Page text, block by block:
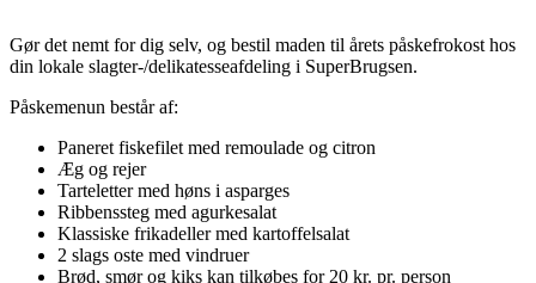
Gør det nemt for dig selv, og bestil maden til årets påskefrokost hos
din lokale slagter-/delikatesseafdeling i SuperBrugsen.
Påskemenun består af:
Paneret fiskefilet med remoulade og citron
Æg og rejer
Tarteletter med høns i asparges
Ribbenssteg med agurkesalat
Klassiske frikadeller med kartoffelsalat
2 slags oste med vindruer
Brød, smør og kiks kan tilkøbes for 20 kr. pr. person